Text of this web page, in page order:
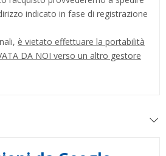
indicato in fase di registrazione
è vietato effettuare la portabilità
DA NOI verso un altro gestore